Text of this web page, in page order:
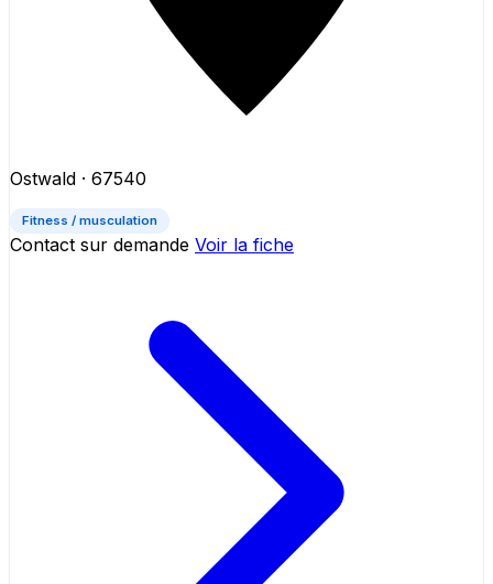
Ostwald · 67540
Fitness / musculation
Contact sur demande Voir la fiche